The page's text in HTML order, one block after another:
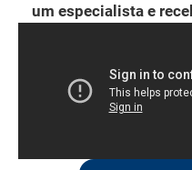
um especialista e